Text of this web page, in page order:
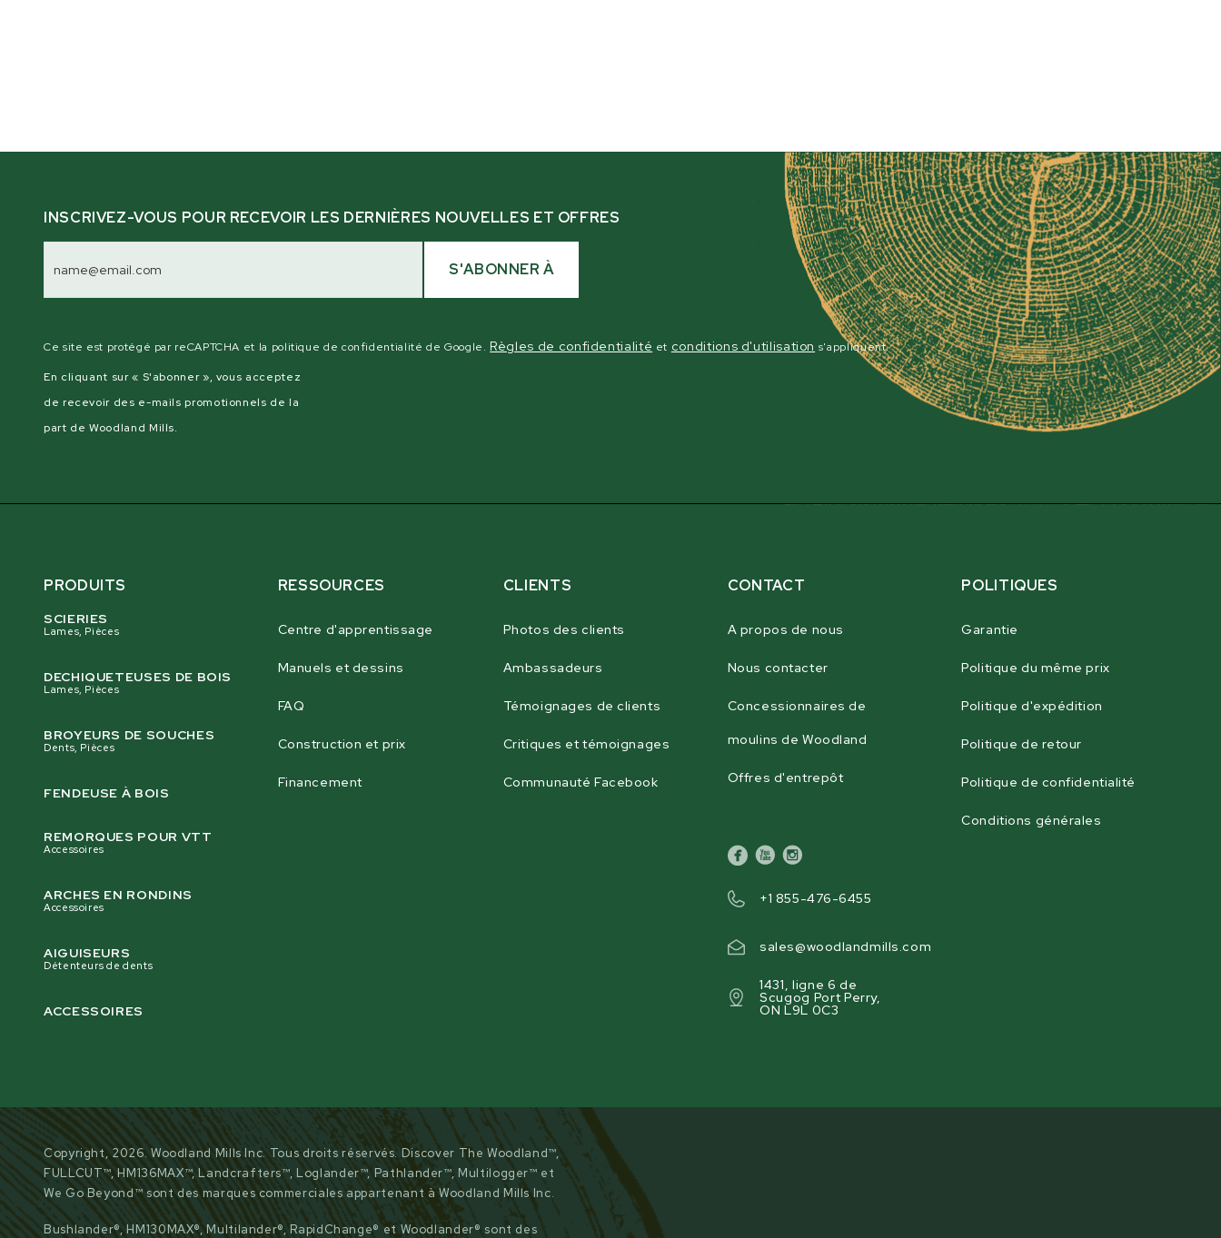
INSCRIVEZ-VOUS POUR RECEVOIR LES DERNIÈRES NOUVELLES ET OFFRES
électronique S'ABONNER À
Ce site est protégé par reCAPTCHA et la politique de confidentialité de Google. Règles de confidentialité et conditions d'utilisation s'appliquent.
En cliquant sur « S'abonner », vous acceptez
de recevoir des e-mails promotionnels de la
part de Woodland Mills.
PRODUITS
SCIERIES
Lames, Pièces
DECHIQUETEUSES DE BOIS
Lames, Pièces
BROYEURS DE SOUCHES
Dents, Pièces
FENDEUSE À BOIS
REMORQUES POUR VTT
Accessoires
ARCHES EN RONDINS
Accessoires
AIGUISEURS
Détenteurs de dents
ACCESSOIRES
RESSOURCES
Centre d'apprentissage
Manuels et dessins
FAQ
Construction et prix
Financement
CLIENTS
Photos des clients
Ambassadeurs
Témoignages de clients
Critiques et témoignages
Communauté Facebook
CONTACT
A propos de nous
Nous contacter
Concessionnaires de
moulins de Woodland
Offres d'entrepôt
facebook
youtubeinstagram
+1 855-476-6455
sales@woodlandmills.com
1431, ligne 6 de
Scugog Port Perry,
ON L9L 0C3
POLITIQUES
Garantie
Politique du même prix
Politique d'expédition
Politique de retour
Politique de confidentialité
Conditions générales
Copyright, 2026. Woodland Mills Inc. Tous droits réservés. Discover The Woodland™,
FULLCUT™, HM136MAX™, Landcrafters™, Loglander™, Pathlander™, Multilogger™ et
We Go Beyond™ sont des marques commerciales appartenant à Woodland Mills Inc.
Bushlander®, HM130MAX®, Multilander®, RapidChange® et Woodlander® sont des